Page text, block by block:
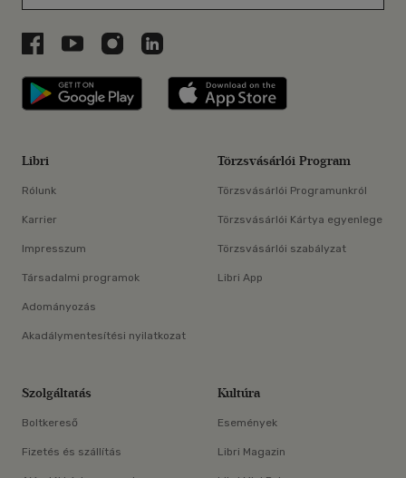
Libri a Facebookon
Libri a Youtube-on
Libri az Instagramon
Libri a LinkedInen
Libri applikáció Szerezd meg: Google
Libri
Rólunk
Karrier
Impresszum
Társadalmi programok
Adományozás
Akadálymentesítési nyilatkozat
Törzsvásárlói Program
Törzsvásárlói Programunkról
Törzsvásárlói Kártya egyenlege
Törzsvásárlói szabályzat
Libri App
Szolgáltatás
Boltkereső
Fizetés és szállítás
Kultúra
Események
Libri Magazin